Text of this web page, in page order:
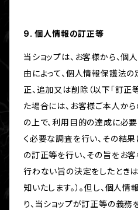
9. 個人情報の訂正等
当ショップは、お客様から、
由によって、個人情報保護法
正、追加又は削除（以下「訂正
た場合には、お客様ご本人か
の上で、利用目的の達成に必
く必要な調査を行い、その結
の訂正等を行い、その旨をお
行わない旨の決定をしたとき
知いたします。）。但し、個人
り、当ショップが訂正等の義務